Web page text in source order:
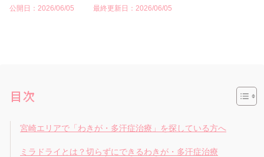
公開日：2026/06/05 最終更新日：2026/06/05
目次
宮崎エリアで「わきが・多汗症治療」を探している方へ
ミラドライとは？切らずにできるわきが・多汗症治療